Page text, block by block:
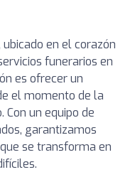
ubicado en el corazón
funerarios en
es ofrecer un
el momento de la
un equipo de
garantizamos
se transforma en